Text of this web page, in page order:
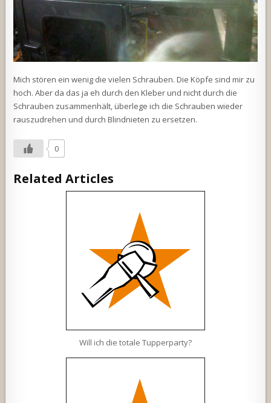
Mich stören ein wenig die vielen Schrauben. Die Köpfe sind mir zu
hoch. Aber da das ja eh durch den Kleber und nicht durch die
Schrauben zusammenhält, überlege ich die Schrauben wieder
rauszudrehen und durch Blindnieten zu ersetzen.
0
Related Articles
Will ich die totale Tupperparty?